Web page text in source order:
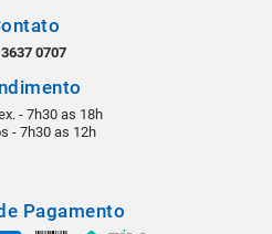
0707
- 7h30 as 18h
- 7h30 as 12h
Pagamento